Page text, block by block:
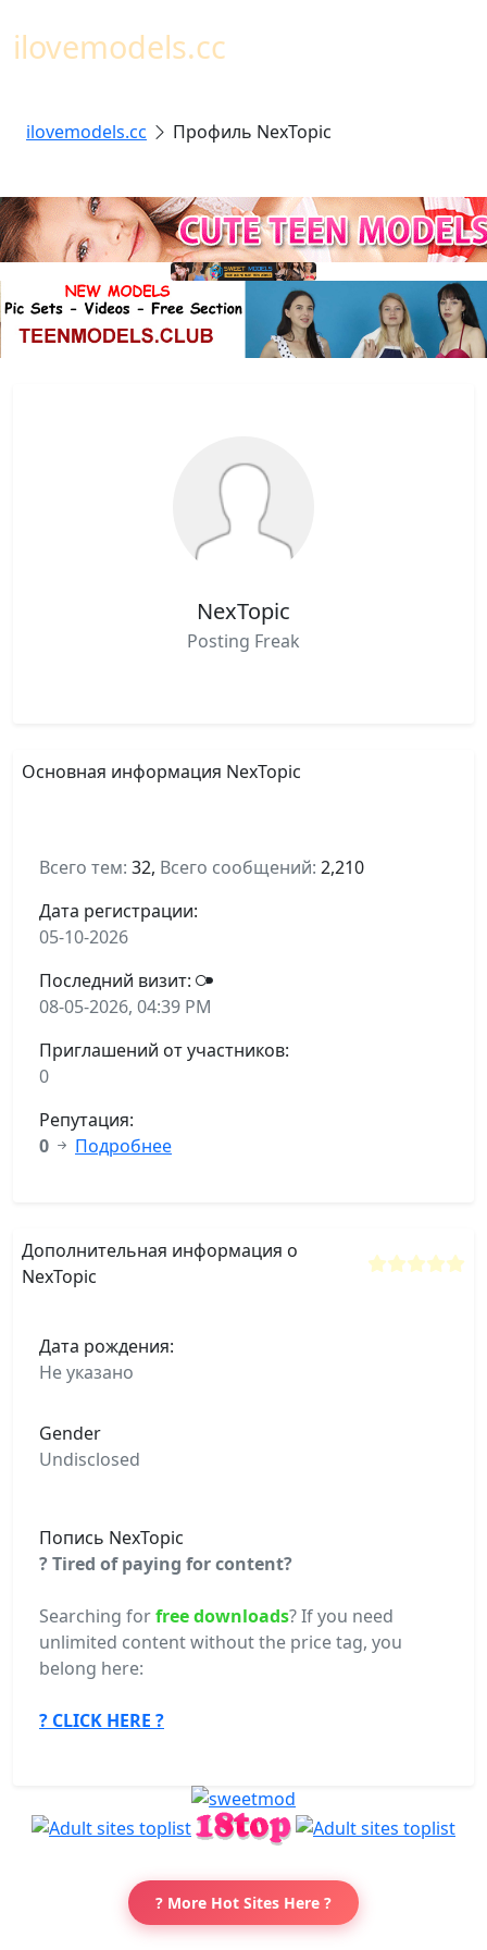
ilovemodels.cc
ilovemodels.cc Профиль NexTopic
NexTopic
Posting Freak
Основная информация NexTopic
Всего тем: 32, Всего сообщений: 2,210
Дата регистрации:
05-10-2026
Последний визит:
08-05-2026, 04:39 PM
Приглашений от участников:
0
Репутация:
0
Подробнее
Дополнительная информация о
NexTopic
Дата рождения:
Не указано
Gender
Undisclosed
Попись NexTopic
? Tired of paying for content?
Searching forfree downloads? If you need
unlimited content without the price tag, you
belong here:
? CLICK HERE ?
? More Hot Sites Here ?